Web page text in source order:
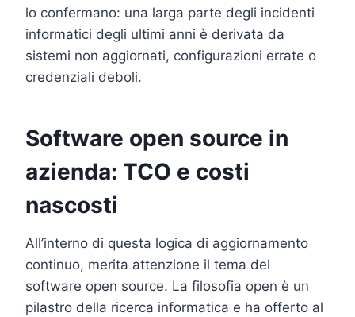
lo confermano: una larga parte degli incidenti
informatici degli ultimi anni è derivata da
sistemi non aggiornati, configurazioni errate o
credenziali deboli.
Software open source in
azienda: TCO e costi
nascosti
All’interno di questa logica di aggiornamento
continuo, merita attenzione il tema del
software open source. La filosofia open è un
pilastro della ricerca informatica e ha offerto al